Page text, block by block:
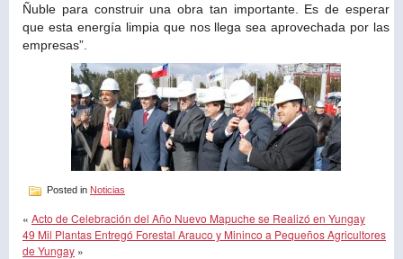
Ñuble para construir una obra tan importante. Es de esperar
que esta energía limpia que nos llega sea aprovechada por las
empresas”.
Posted in Noticias
« Acto de Celebración del Año Nuevo Mapuche se Realizó en Yungay
49 Mil Plantas Entregó Forestal Arauco y Mininco a Pequeños Agricultores
de Yungay »